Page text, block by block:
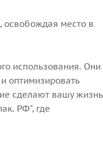
освобождая место в
использования. Они
оптимизировать
сделают вашу жизнь
РФ", где